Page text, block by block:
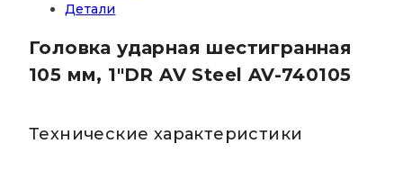
Детали
Головка ударная шестигранная
105 мм, 1″DR AV Steel AV-740105
Технические характеристики